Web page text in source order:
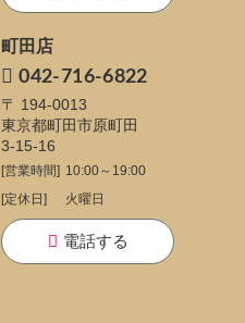
町田店
042-716-6822
〒 194-0013
東京都町田市原町田
3-15-16
[営業時間] 10:00～19:00
[定休日]
火曜日
電話する